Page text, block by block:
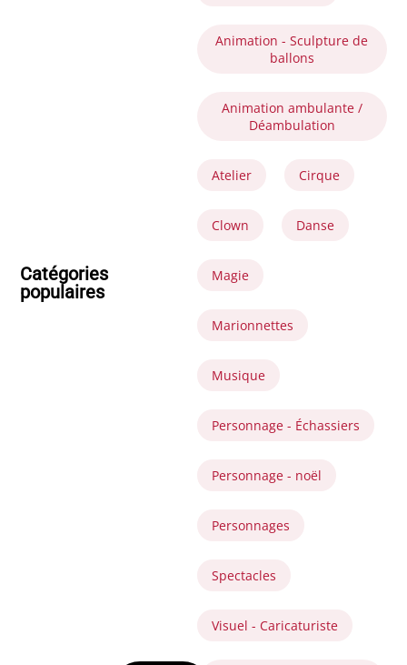
Catégories
populaires
Animation - Sculpture de
ballons
Animation ambulante /
Déambulation
Atelier Cirque
Clown Danse
Magie
Marionnettes
Musique
Personnage - Échassiers
Personnage - noël
Personnages
Spectacles
Visuel - Caricaturiste